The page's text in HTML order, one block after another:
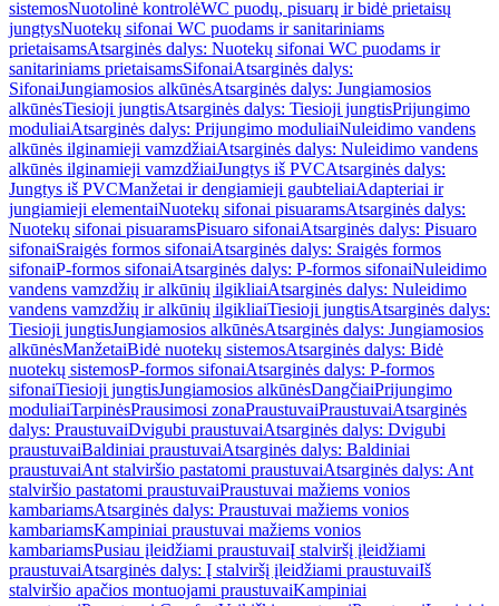
sistemosNuotolinė kontrolėWC puodų, pisuarų ir bidė prietaisų
jungtysNuotekų sifonai WC puodams ir sanitariniams
prietaisamsAtsarginės dalys: Nuotekų sifonai WC puodams ir
sanitariniams prietaisamsSifonaiAtsarginės dalys:
SifonaiJungiamosios alkūnėsAtsarginės dalys: Jungiamosios
alkūnėsTiesioji jungtisAtsarginės dalys: Tiesioji jungtisPrijungimo
moduliaiAtsarginės dalys: Prijungimo moduliaiNuleidimo vandens
alkūnės ilginamieji vamzdžiaiAtsarginės dalys: Nuleidimo vandens
alkūnės ilginamieji vamzdžiaiJungtys iš PVCAtsarginės dalys:
Jungtys iš PVCManžetai ir dengiamieji gaubteliaiAdapteriai ir
jungiamieji elementaiNuotekų sifonai pisuaramsAtsarginės dalys:
Nuotekų sifonai pisuaramsPisuaro sifonaiAtsarginės dalys: Pisuaro
sifonaiSraigės formos sifonaiAtsarginės dalys: Sraigės formos
sifonaiP-formos sifonaiAtsarginės dalys: P-formos sifonaiNuleidimo
vandens vamzdžių ir alkūnių ilgikliaiAtsarginės dalys: Nuleidimo
vandens vamzdžių ir alkūnių ilgikliaiTiesioji jungtisAtsarginės dalys:
Tiesioji jungtisJungiamosios alkūnėsAtsarginės dalys: Jungiamosios
alkūnėsManžetaiBidė nuotekų sistemosAtsarginės dalys: Bidė
nuotekų sistemosP-formos sifonaiAtsarginės dalys: P-formos
sifonaiTiesioji jungtisJungiamosios alkūnėsDangčiaiPrijungimo
moduliaiTarpinėsPrausimosi zonaPraustuvaiPraustuvaiAtsarginės
dalys: PraustuvaiDvigubi praustuvaiAtsarginės dalys: Dvigubi
praustuvaiBaldiniai praustuvaiAtsarginės dalys: Baldiniai
praustuvaiAnt stalviršio pastatomi praustuvaiAtsarginės dalys: Ant
stalviršio pastatomi praustuvaiPraustuvai mažiems vonios
kambariamsAtsarginės dalys: Praustuvai mažiems vonios
kambariamsKampiniai praustuvai mažiems vonios
kambariamsPusiau įleidžiami praustuvaiĮ stalviršį įleidžiami
praustuvaiAtsarginės dalys: Į stalviršį įleidžiami praustuvaiIš
stalviršio apačios montuojami praustuvaiKampiniai